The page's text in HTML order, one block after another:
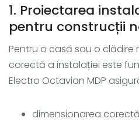
1. Proiectarea
pentru construcții
Pentru o casă sau o clădire
corectă a instalației este
Electro Octavian MDP
dimensionarea